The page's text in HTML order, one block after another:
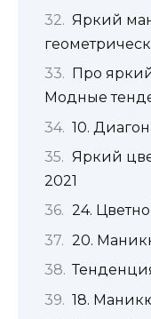
Яркий
Про
Модные
10.
Яркий
2021
24.
20.
18.